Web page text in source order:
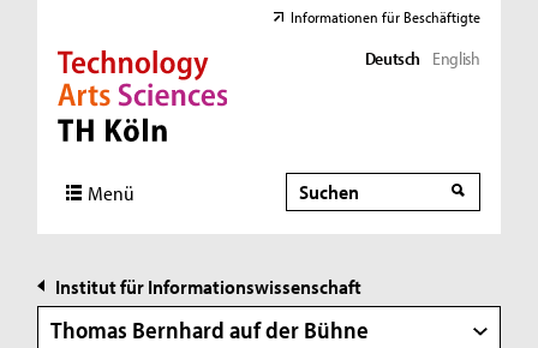
Direkt zur Hauptnavigation
Direkt zur Subnavigation
Direkt zum Inhalt
Direkt zum Fußbereich
Informationen für Beschäftigte
Deutsch English
Menü Suche
Suche
Institut für Informationswissenschaft
Thomas Bernhard auf der Bühne